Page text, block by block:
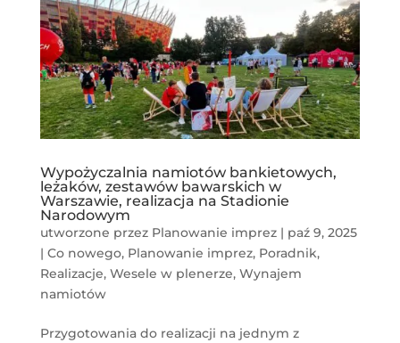
Wypożyczalnia namiotów bankietowych,
leżaków, zestawów bawarskich w
Warszawie, realizacja na Stadionie
Narodowym
utworzone przez Planowanie imprez| paź 9, 2025
| Co nowego, Planowanie imprez, Poradnik,
Realizacje, Wesele w plenerze, Wynajem
namiotów
Przygotowania do realizacji na jednym z